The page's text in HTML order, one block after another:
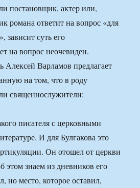
постановщик, актер или,
романа ответит на вопрос «для
зависит суть его
на вопрос неочевиден.
Алексей Варламов предлагает
на том, что в роду
священнослужители:
писателя с церковными
И для Булгакова это
Он отошел от церкви
этом знаем из дневников его
но место, которое оставил,